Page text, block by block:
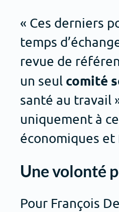
« Ces derniers
temps
revue de
un seul comité
santé au travail
uniquement à
économiques
Une volonté
Pour François